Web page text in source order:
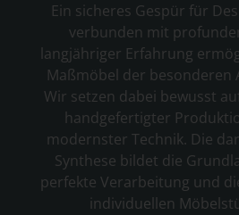
Ein sicheres Gespür für
verbunden mit
langjähriger Erfahrung
Maßmöbel der besonderen
Wir setzen dabei bewusst
handgefertigter
modernster Technik. Die
Synthese bildet die
perfekte Verarbeitung und
individuellen